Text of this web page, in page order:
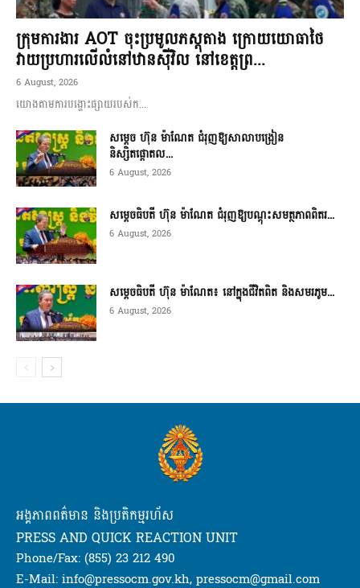
ក្រុមការងារ AOT ចុះប្រមូលភស្តុតាង ក្រោយយោធាថៃ
វាយប្រហារលើលំនៅឋានស៊ីវិល នៅខេត្តព្រ...
6 August, 2026
យោងតាមការបង្ហោះផ្សាយរបស់ក...
សម្តេច ហ៊ុន ម៉ាណែត ជំរុញឱ្យសាលាបង្រៀន
និស្សិតផ្តោតល...
6 August, 2026
សម្តេចធិបតី ហ៊ុន ម៉ាណែត ជំរុញឱ្យបណ្តុះសមត្ថភាពពិតរ...
6 August, 2026
សម្តេចធិបតី ហ៊ុន ម៉ាណែត៖ នៅក្នុងជីវិតពិត និងសមរភូម...
6 August, 2026
អង្គភាពពត៌មាន និងប្រតិកម្មរហ័ស
PRESS AND QUICK REACTION UNIT
Phone/Fax: (855) 23 212 490
E-Mail: info@pressocm.gov.kh, pressocm@gmail.com